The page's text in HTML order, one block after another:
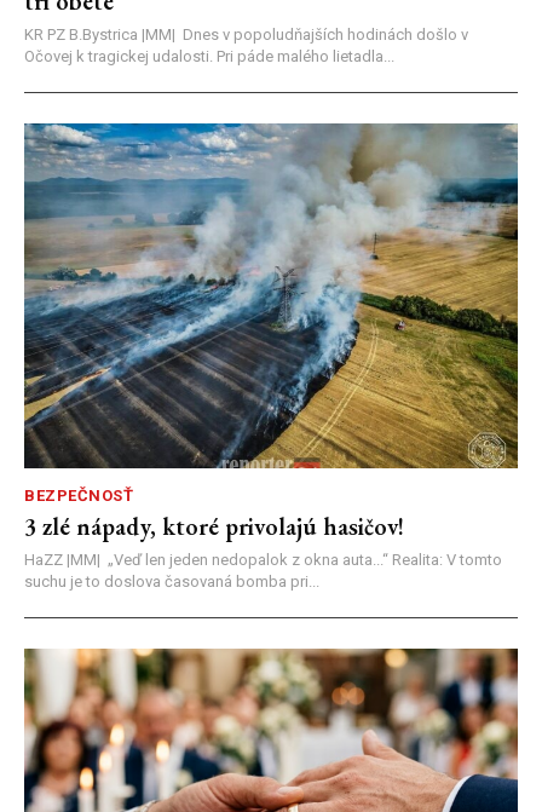
KR PZ B.Bystrica |MM| Dnes v popoludňajších hodinách došlo v
Očovej k tragickej udalosti. Pri páde malého lietadla...
BEZPEČNOSŤ
3 zlé nápady, ktoré privolajú hasičov!
HaZZ |MM| ​„Veď len jeden nedopalok z okna auta...“ ​Realita: V tomto
suchu je to doslova časovaná bomba pri...